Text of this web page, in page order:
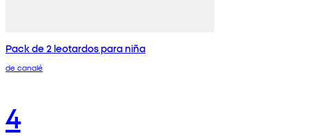
Pack de 2 leotardos para niña
de canalé
4